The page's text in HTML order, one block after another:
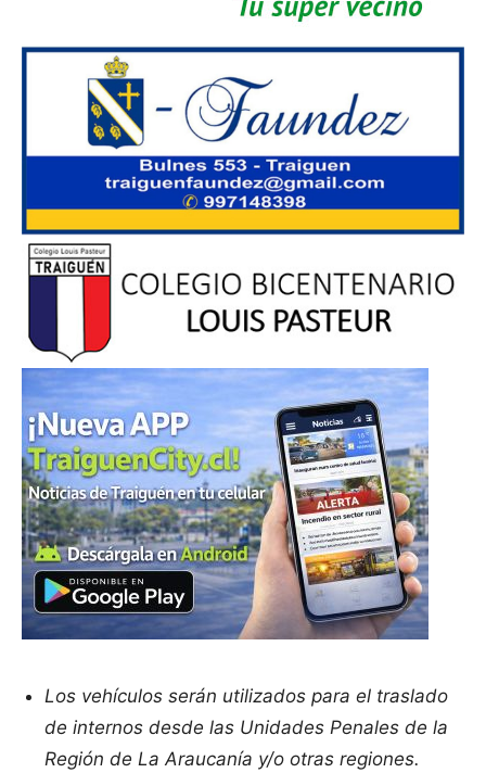
Los vehículos serán utilizados para el traslado
de internos desde las Unidades Penales de la
Región de La Araucanía y/o otras regiones.